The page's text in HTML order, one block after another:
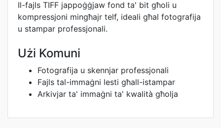
Il-fajls TIFF jappoġġjaw fond ta' bit għoli u
kompressjoni mingħajr telf, ideali għal fotografija
u stampar professjonali.
Użi Komuni
Fotografija u skennjar professjonali
Fajls tal-immaġni lesti għall-istampar
Arkivjar ta' immaġni ta' kwalità għolja